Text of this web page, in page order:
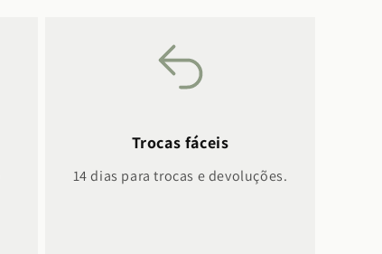
Trocas fáceis
14 dias para trocas e devoluções.